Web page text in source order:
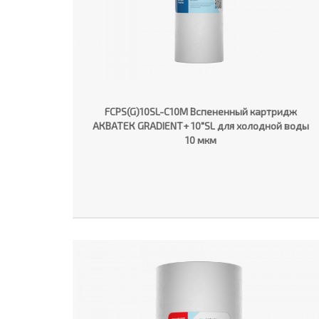
FCPS(G)10SL-C10M Вспененный картридж
АКВАТЕК GRADIENT+ 10"SL для холодной воды
10 мкм